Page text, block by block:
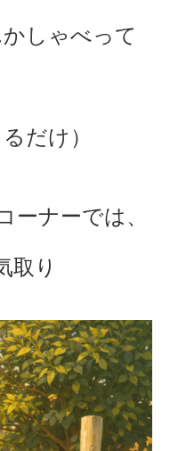
しゃべって
だけ）
ナーでは、
取り